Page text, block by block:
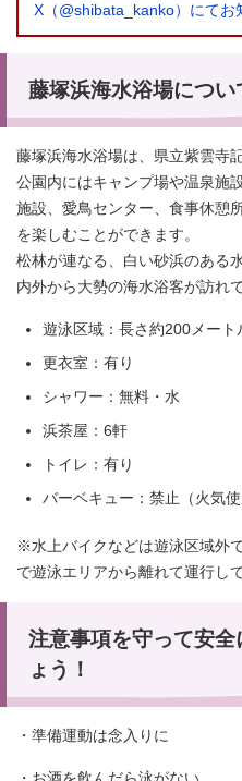
X（@shibata_kanko）にてお
藤塚浜海水浴場につい
藤塚浜海水浴場は、県立紫雲寺
公園内にはキャンプ場や温泉施
施設、愛鳥センター、食事休憩
を楽しむことができます。
松林が連なる、白い砂浜のある
内外から大勢の海水浴客が訪れ
遊泳区域：長さ約200メー
更衣室：有り
シャワー：無料・水
浜茶屋：6軒
トイレ：有り
バーベキュー：禁止（火気使
※水上バイクなどは遊泳区域外
で遊泳エリアから離れて運行し
注意事項を守って安
ょう！
・準備運動は念入りに